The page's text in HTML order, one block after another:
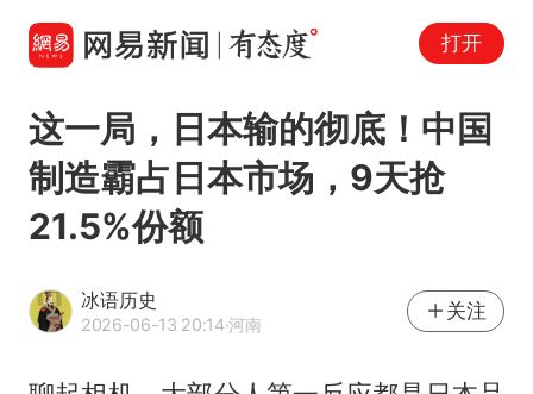
打开
这一局，日本输的彻底！中国
制造霸占日本市场，9天抢
21.5%份额
冰语历史
2026-06-13 20:14·河南
关注